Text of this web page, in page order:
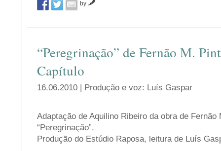
by
“Peregrinação” de Fernão M.
Capítulo
16.06.2010 | Produção e voz: Luís Gaspar
Adaptação de Aquilino Ribeiro da obra de Fernão
“Peregrinação”.
Produção do Estúdio Raposa, leitura de Luís